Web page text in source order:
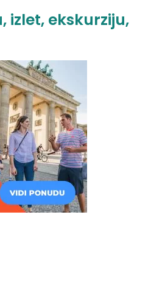
izlet, ekskurziju,